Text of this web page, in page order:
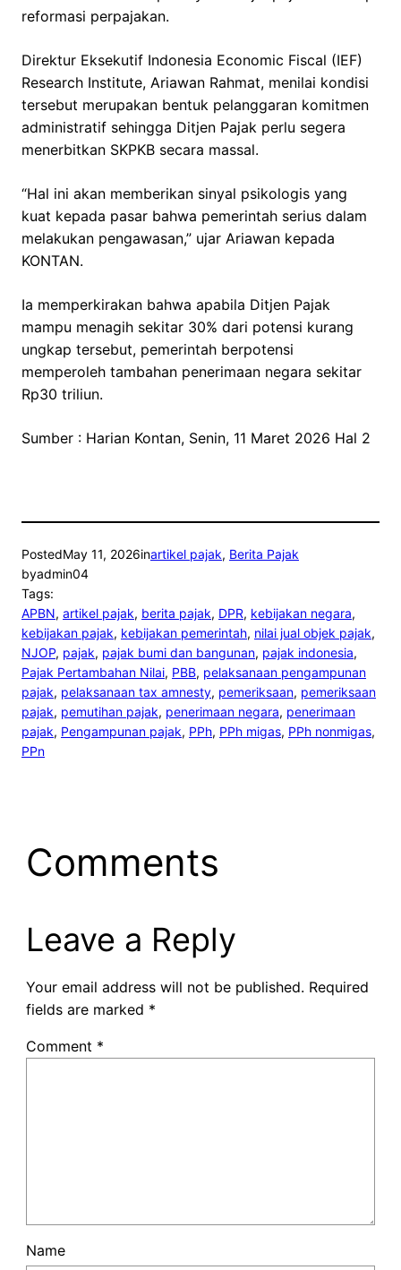
reformasi perpajakan.
Direktur Eksekutif Indonesia Economic Fiscal (IEF)
Research Institute, Ariawan Rahmat, menilai kondisi
tersebut merupakan bentuk pelanggaran komitmen
administratif sehingga Ditjen Pajak perlu segera
menerbitkan SKPKB secara massal.
“Hal ini akan memberikan sinyal psikologis yang
kuat kepada pasar bahwa pemerintah serius dalam
melakukan pengawasan,” ujar Ariawan kepada
KONTAN.
Ia memperkirakan bahwa apabila Ditjen Pajak
mampu menagih sekitar 30% dari potensi kurang
ungkap tersebut, pemerintah berpotensi
memperoleh tambahan penerimaan negara sekitar
Rp30 triliun.
Sumber : Harian Kontan, Senin, 11 Maret 2026 Hal 2
PostedMay 11, 2026inartikel pajak, Berita Pajak
byadmin04
Tags:
APBN, artikel pajak, berita pajak, DPR, kebijakan negara
kebijakan pajak, kebijakan pemerintah, nilai jual objek pajak
NJOP, pajak, pajak bumi dan bangunan, pajak indonesia
Pajak Pertambahan Nilai, PBB, pelaksanaan pengampunan
pajak, pelaksanaan tax amnesty, pemeriksaan, pemeriksaan
pajak, pemutihan pajak, penerimaan negara, penerimaan
pajak, Pengampunan pajak, PPh, PPh migas, PPh nonmigas
PPn
Comments
Leave a Reply
Your email address will not be published. Required
fields are marked *
Comment *
Name